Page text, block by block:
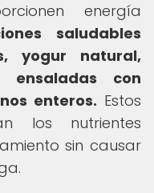
energía
saludables
yogur natural,
ensaladas con
enteros. Estos
los nutrientes
sin causar